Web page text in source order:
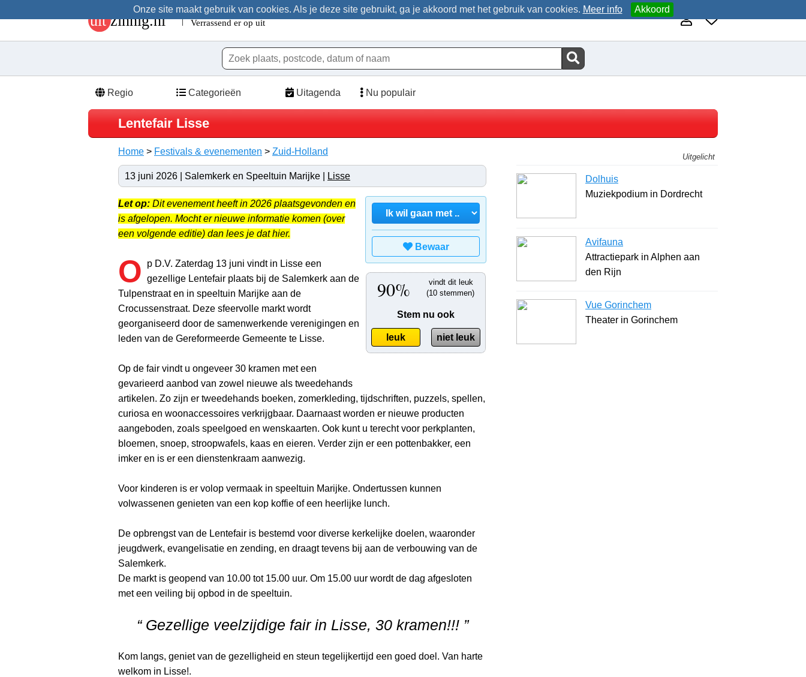
Onze site maakt gebruik van cookies. Als je deze site gebruikt, ga je akkoord met het gebruik van cookies. Meer info Akkoord
Regio Categorieën Uitagenda Nu populair
Lentefair Lisse
Home > Festivals & evenementen > Zuid-Holland
13 juni 2026 | Salemkerk en Speeltuin Marijke | Lisse
Bewaar
vindt dit leuk
(10 stemmen)
90%
Stem nu ook
leuk niet leuk
Let op: Dit evenement heeft in 2026 plaatsgevonden en
is afgelopen. Mocht er nieuwe informatie komen (over
een volgende editie) dan lees je dat hier.
O
p D.V. Zaterdag 13 juni vindt in Lisse een
gezellige Lentefair plaats bij de Salemkerk aan de
Tulpenstraat en in speeltuin Marijke aan de
Crocussenstraat. Deze sfeervolle markt wordt
georganiseerd door de samenwerkende verenigingen en
leden van de Gereformeerde Gemeente te Lisse.
Op de fair vindt u ongeveer 30 kramen met een
gevarieerd aanbod van zowel nieuwe als tweedehands
artikelen. Zo zijn er tweedehands boeken, zomerkleding, tijdschriften, puzzels, spellen,
curiosa en woonaccessoires verkrijgbaar. Daarnaast worden er nieuwe producten
aangeboden, zoals speelgoed en wenskaarten. Ook kunt u terecht voor perkplanten,
bloemen, snoep, stroopwafels, kaas en eieren. Verder zijn er een pottenbakker, een
imker en is er een dienstenkraam aanwezig.
Voor kinderen is er volop vermaak in speeltuin Marijke. Ondertussen kunnen
volwassenen genieten van een kop koffie of een heerlijke lunch.
De opbrengst van de Lentefair is bestemd voor diverse kerkelijke doelen, waaronder
jeugdwerk, evangelisatie en zending, en draagt tevens bij aan de verbouwing van de
Salemkerk.
De markt is geopend van 10.00 tot 15.00 uur. Om 15.00 uur wordt de dag afgesloten
met een veiling bij opbod in de speeltuin.
“ Gezellige veelzijdige fair in Lisse, 30 kramen!!! ”
Kom langs, geniet van de gezelligheid en steun tegelijkertijd een goed doel. Van harte
welkom in Lisse!.
Uitgelicht
Dolhuis
Muziekpodium in Dordrecht
Avifauna
Attractiepark in Alphen aan
den Rijn
Vue Gorinchem
Theater in Gorinchem